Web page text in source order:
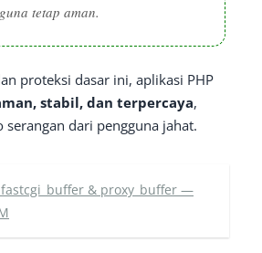
tetap aman.
proteksi dasar ini, aplikasi PHP
stabil, dan terpercaya,
dari pengguna jahat.
& proxy_buffer —